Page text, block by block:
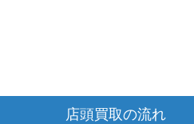
店頭買取の流れ